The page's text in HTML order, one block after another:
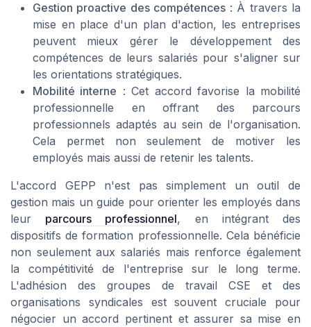
Gestion proactive des compétences: À travers la
mise en place d'un plan d'action, les entreprises
peuvent mieux gérer le développement des
compétences de leurs salariés pour s'aligner sur
les orientations stratégiques.
Mobilité interne : Cet accord favorise la mobilité
professionnelle en offrant des parcours
professionnels adaptés au sein de l'organisation.
Cela permet non seulement de motiver les
employés mais aussi de retenir les talents.
L'accord GEPP n'est pas simplement un outil de
gestion mais un guide pour orienter les employés dans
leur parcours professionnel, en intégrant des
dispositifs de formation professionnelle. Cela bénéficie
non seulement aux salariés mais renforce également
la compétitivité de l'entreprise sur le long terme.
L'adhésion des groupes de travail CSE et des
organisations syndicales est souvent cruciale pour
négocier un accord pertinent et assurer sa mise en